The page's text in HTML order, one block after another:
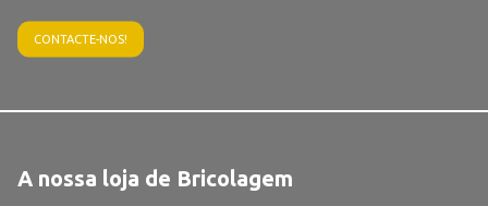
CONTACTE-NOS!
A nossa loja de Bricolagem